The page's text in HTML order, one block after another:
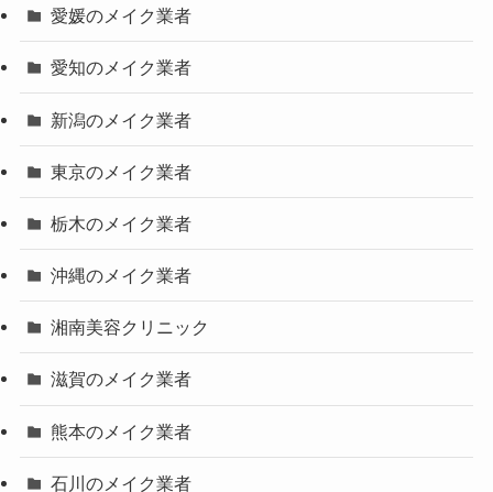
愛媛のメイク業者
愛知のメイク業者
新潟のメイク業者
東京のメイク業者
栃木のメイク業者
沖縄のメイク業者
湘南美容クリニック
滋賀のメイク業者
熊本のメイク業者
石川のメイク業者